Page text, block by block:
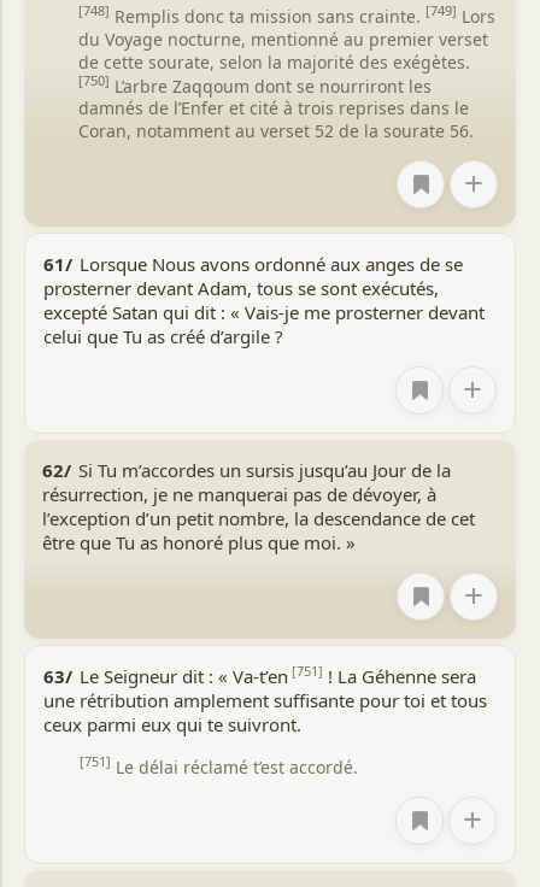
[748] Remplis donc ta mission sans crainte. [749] Lors
du Voyage nocturne, mentionné au premier verset
de cette sourate, selon la majorité des exégètes.
[750] L’arbre Zaqqoum dont se nourriront les
damnés de l’Enfer et cité à trois reprises dans le
Coran, notamment au verset 52 de la sourate 56.
+
61/ Lorsque Nous avons ordonné aux anges de se
prosterner devant Adam, tous se sont exécutés,
excepté Satan qui dit : « Vais-je me prosterner devant
celui que Tu as créé d’argile ?
+
62/ Si Tu m’accordes un sursis jusqu’au Jour de la
résurrection, je ne manquerai pas de dévoyer, à
l’exception d’un petit nombre, la descendance de cet
être que Tu as honoré plus que moi. »
+
63/ Le Seigneur dit : « Va-t’en [751] ! La Géhenne sera
une rétribution amplement suffisante pour toi et tous
ceux parmi eux qui te suivront.
[751] Le délai réclamé t’est accordé.
+